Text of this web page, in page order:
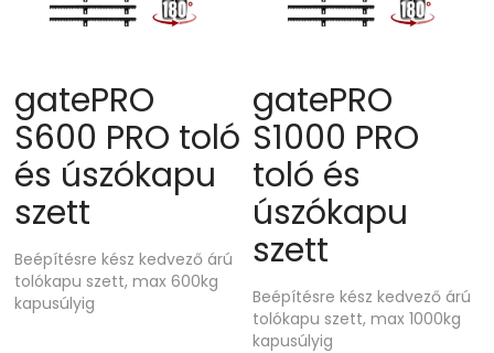
gatePRO
S600 PRO toló
és úszókapu
szett
Beépítésre kész kedvező árú
tolókapu szett, max 600kg
kapusúlyig
gatePRO
S1000 PRO
toló és
úszókapu
szett
Beépítésre kész kedvező árú
tolókapu szett, max 1000kg
kapusúlyig